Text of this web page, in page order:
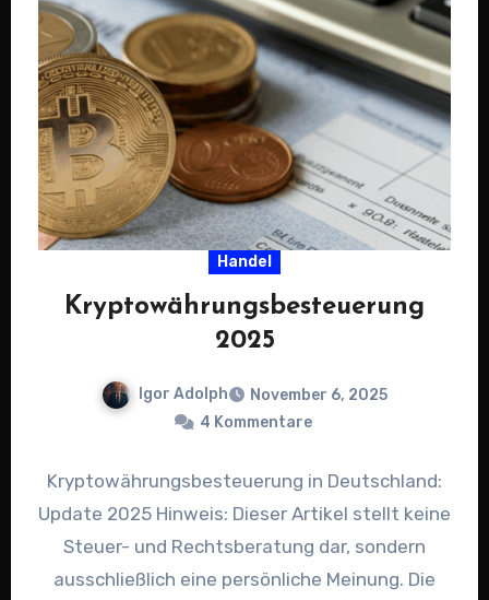
Handel
Kryptowährungsbesteuerung
2025
Igor Adolph
November 6, 2025
4 Kommentare
Kryptowährungsbesteuerung in Deutschland:
Update 2025 Hinweis: Dieser Artikel stellt keine
Steuer- und Rechtsberatung dar, sondern
ausschließlich eine persönliche Meinung. Die